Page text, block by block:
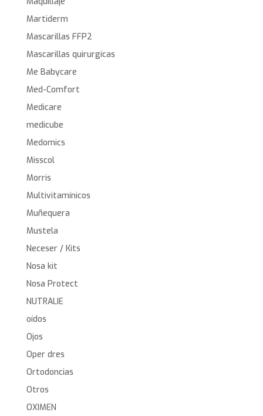
Martiderm
Mascarillas FFP2
Mascarillas quirurgícas
Me Babycare
Med-Comfort
Medicare
medicube
Medomics
Misscol
Morris
Multivitamínicos
Muñequera
Mustela
Neceser / Kits
Nosa kit
Nosa Protect
NUTRALIE
oídos
Ojos
Oper dres
Ortodoncias
Otros
OXIMEN